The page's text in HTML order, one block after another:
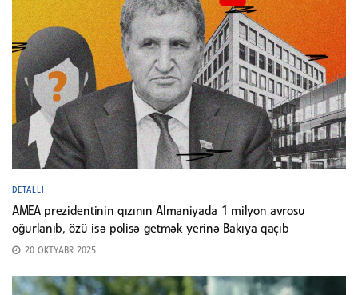
DETALLI
AMEA prezidentinin qızının Almaniyada 1 milyon avrosu
oğurlanıb, özü isə polisə getmək yerinə Bakıya qaçıb
20 OKTYABR 2025